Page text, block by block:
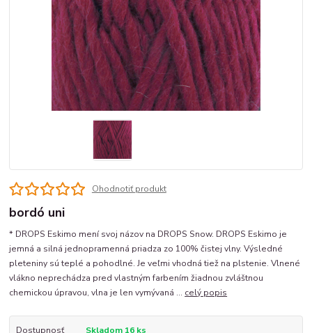
Ohodnotiť produkt
bordó uni
* DROPS Eskimo mení svoj názov na DROPS Snow. DROPS Eskimo je
jemná a silná jednopramenná priadza zo 100% čistej vlny. Výsledné
pleteniny sú teplé a pohodlné. Je veľmi vhodná tiež na plstenie. Vlnené
vlákno neprechádza pred vlastným farbením žiadnou zvláštnou
chemickou úpravou, vlna je len vymývaná ... celý popis
Dostupnosť Skladom 16 ks